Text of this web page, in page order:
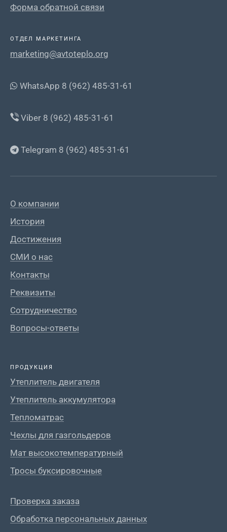
Форма обратной связи
ОТДЕЛ МАРКЕТИНГА
marketing@avtoteplo.org
WhatsApp 8 (962) 485-31-61
Viber 8 (962) 485-31-61
Telegram 8 (962) 485-31-61
О компании
История
Достижения
СМИ о нас
Контакты
Реквизиты
Сотрудничество
Вопросы-ответы
ПРОДУКЦИЯ
Утеплитель двигателя
Утеплитель аккумулятора
Тепломатрас
Чехлы для газгольдеров
Мат высокотемпературный
Тросы буксировочные
Проверка заказа
Обработка персональных данных